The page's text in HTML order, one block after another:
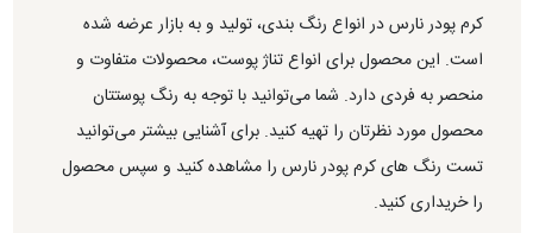
کرم پودر نارس در انواع رنگ بندی، تولید و به بازار عرضه شده
است. این محصول برای انواع تناژ پوست، محصولات متفاوت و
منحصر به فردی دارد. شما می‌توانید با توجه به رنگ پوستتان
محصول مورد نظرتان را تهیه کنید. برای آشنایی بیشتر می‌توانید
تست رنگ های کرم پودر نارس را مشاهده کنید و سپس محصول
را خریداری کنید.